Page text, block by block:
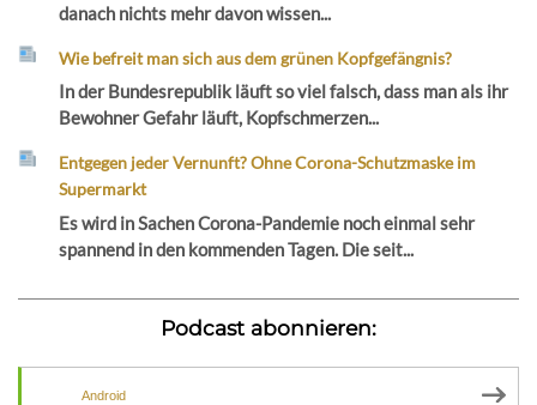
danach nichts mehr davon wissen...
Wie befreit man sich aus dem grünen Kopfgefängnis?
In der Bundesrepublik läuft so viel falsch, dass man als ihr
Bewohner Gefahr läuft, Kopfschmerzen...
Entgegen jeder Vernunft? Ohne Corona-Schutzmaske im
Supermarkt
Es wird in Sachen Corona-Pandemie noch einmal sehr
spannend in den kommenden Tagen. Die seit...
Podcast abonnieren:
Android